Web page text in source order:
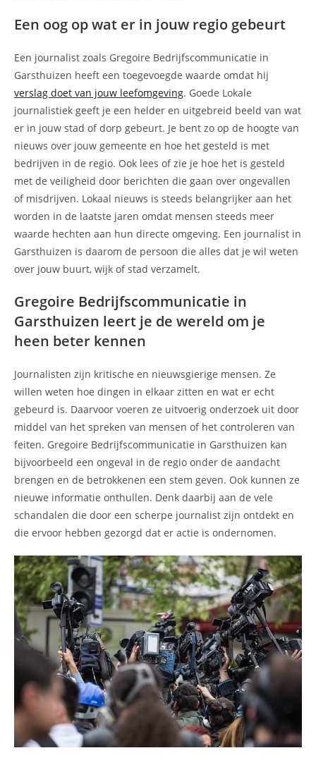
Een oog op wat er in jouw regio gebeurt
Een journalist zoals Gregoire Bedrijfscommunicatie in
Garsthuizen heeft een toegevoegde waarde omdat hij
verslag doet van jouw leefomgeving. Goede Lokale
journalistiek geeft je een helder en uitgebreid beeld van wat
er in jouw stad of dorp gebeurt. Je bent zo op de hoogte van
nieuws over jouw gemeente en hoe het gesteld is met
bedrijven in de regio. Ook lees of zie je hoe het is gesteld
met de veiligheid door berichten die gaan over ongevallen
of misdrijven. Lokaal nieuws is steeds belangrijker aan het
worden in de laatste jaren omdat mensen steeds meer
waarde hechten aan hun directe omgeving. Een journalist in
Garsthuizen is daarom de persoon die alles dat je wil weten
over jouw buurt, wijk of stad verzamelt.
Gregoire Bedrijfscommunicatie in
Garsthuizen leert je de wereld om je
heen beter kennen
Journalisten zijn kritische en nieuwsgierige mensen. Ze
willen weten hoe dingen in elkaar zitten en wat er echt
gebeurd is. Daarvoor voeren ze uitvoerig onderzoek uit door
middel van het spreken van mensen of het controleren van
feiten. Gregoire Bedrijfscommunicatie in Garsthuizen kan
bijvoorbeeld een ongeval in de regio onder de aandacht
brengen en de betrokkenen een stem geven. Ook kunnen ze
nieuwe informatie onthullen. Denk daarbij aan de vele
schandalen die door een scherpe journalist zijn ontdekt en
die ervoor hebben gezorgd dat er actie is ondernomen.